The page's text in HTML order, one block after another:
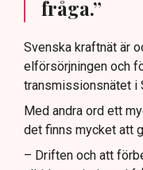
fråga.”
Svenska kraftnät är
elförsörjningen och
transmissionsnätet i
Med andra ord ett
det finns mycket att
– Driften och att